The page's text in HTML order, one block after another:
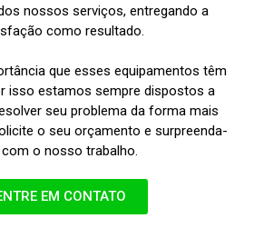
nossos serviços, entregando a
como resultado.
que esses equipamentos têm
isso estamos sempre dispostos a
seu problema da forma mais
o seu orçamento e surpreenda-
o nosso trabalho.
EM CONTATO